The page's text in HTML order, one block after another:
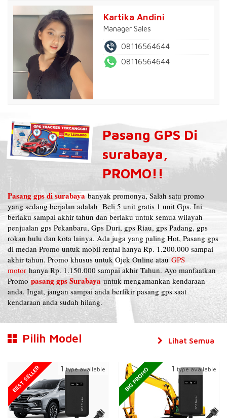
Kartika Andini
Manager Sales
08116564644
08116564644
Pasang GPS Di
surabaya,
PROMO!!
Pasang gps di surabaya banyak promonya, Salah satu promo
yang sedang berjalan adalah Beli 5 unit gratis 1 unit Gps. Ini
berlaku sampai akhir tahun dan berlaku untuk semua wilayah
penjualan gps Pekanbaru, Gps Duri, gps Riau, gps Padang, gps
rokan hulu dan kota lainya. Ada juga yang paling Hot, Pasang gps
di medan Promo untuk mobil rental hanya Rp. 1.200.000 sampai
akhir tahun. Promo khusus untuk Ojek Online atau GPS
motor hanya Rp. 1.150.000 sampai akhir Tahun. Ayo manfaatkan
Promo pasang gps Surabaya untuk mengamankan kendaraan
anda. Ingat, jangan sampai anda berfikir pasang gps saat
kendaraan anda sudah hilang.
Pilih Model
BEST SELLER 1type available BIG PROMO 1 type available
Lihat Semua